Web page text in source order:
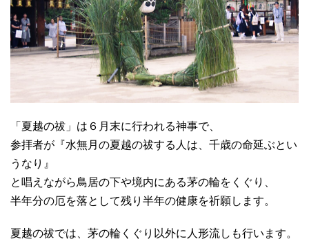
「夏越の祓」は６月末に行われる神事で、
参拝者が『水無月の夏越の祓する人は、千歳の命延ぶとい
うなり』
と唱えながら鳥居の下や境内にある茅の輪をくぐり、
半年分の厄を落として残り半年の健康を祈願します。
夏越の祓では、茅の輪くぐり以外に人形流しも行います。